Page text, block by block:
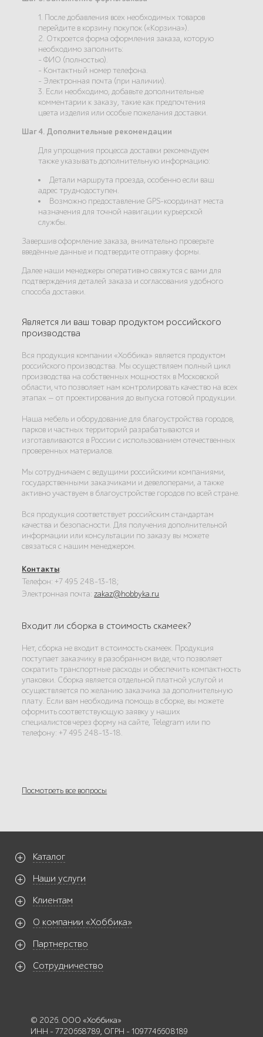
1. После добавления всех необходимых товаров
перейдите в корзину покупок («Корзина»).
2. Откроется форма оформления заказа, которую
необходимо заполнить:
- ФИО (полностью).
- Контактный номер телефона.
- Электронная почта (при наличии).
3. Если необходимо, добавьте дополнительные
комментарии к заказу, такие как предпочтения
цвета изделия или особые пожелания доставки.
Шаг 4. Дополнительные рекомендации
Для упрощения процесса доставки рекомендуем
также указывать дополнительную информацию:
Детали маршрута проезда, особенно если ваш
адрес труднодоступен.
Возможно предоставление GPS-координат места
назначения для точной навигации курьерской
службы.
Завершив оформление заказа, внимательно проверьте
введённые данные и подтвердите отправку формы.
Далее наши менеджеры оперативно свяжутся с вами для
подтверждения деталей заказа и согласования удобного
способа доставки.
Является ли ваш товар продуктом российского
производства
Вся продукция компании «Хоббика» является продуктом
российского производства. Мы осуществляем полный цикл
производства на собственных мощностях в Московской
области, что позволяет нам контролировать качество на всех
этапах — от проектирования до выпуска готовой продукции.
Наша мебель и оборудование для благоустройства городов,
парков и частных территорий разрабатываются и
изготавливаются в России с использованием отечественных
проверенных материалов.
Мы сотрудничаем с ведущими российскими компаниями,
государственными заказчиками и девелоперами, а также
активно участвуем в благоустройстве городов по всей стране.
Вся продукция соответствует российским стандартам
качества и безопасности. Для получения дополнительной
информации или консультации по заказу вы можете
связаться с нашим менеджером.
Контакты:
Телефон: +7 495 248-13-18;
Электронная почта:zakaz@hobbyka.ru
Входит ли сборка в стоимость скамеек?
Нет, сборка не входит в стоимость скамеек. Продукция
поступает заказчику в разобранном виде, что позволяет
сократить транспортные расходы и обеспечить компактность
упаковки. Сборка является отдельной платной услугой и
осуществляется по желанию заказчика за дополнительную
плату. Если вам необходима помощь в сборке, вы можете
оформить соответствующую заявку у наших
специалистов через форму на сайте, Telegram или по
телефону: +7 495 248-13-18.
Посмотреть все вопросы
Каталог
Наши услуги
Клиентам
О компании «Хоббика»
Партнерство
Сотрудничество
© 2026. ООО «Хоббика»
ИНН - 7720668789, ОГРН - 1097746608189